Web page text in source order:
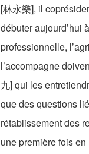
[林永樂], il
débuter aujourd’hui
professionnelle,
l’accompagne
九] qui les
que des questions
rétablissement des
une première fois